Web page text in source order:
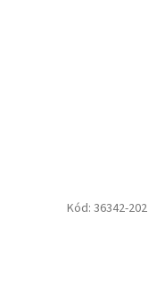
Kód: 36342-202